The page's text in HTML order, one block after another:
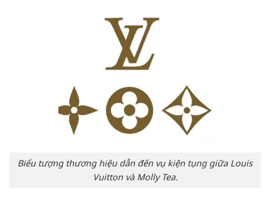
Biểu tượng thương hiệu dẫn đến vụ kiện tụng giữa Louis
Vuitton và Molly Tea.